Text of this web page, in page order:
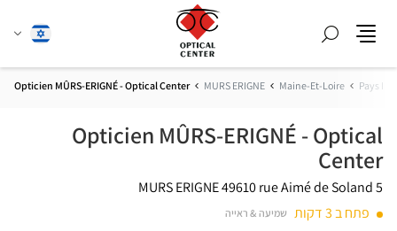
חפש
שנהעברית
Pays De
Maine-Et-Loire
MURS ERIGNE
Opticien MÛRS-ERIGNÉ - Optical Center
Opticien MÛRS-ERIGNÉ - Optical
Center
5 rue Aimé de Soland
49610 MURS ERIGNE
פתח ב 3 דקות
שמיעה & ראייה